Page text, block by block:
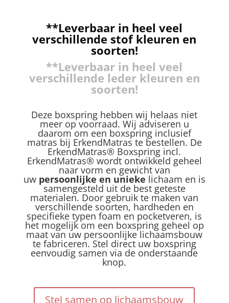
**Leverbaar in heel veel
verschillende stof kleuren en
soorten!
**Leverbaar in heel veel
verschillende leder kleuren en
soorten!
Deze boxspring hebben wij helaas niet
meer op voorraad. Wij adviseren u
daarom om een boxspring inclusief
matras bij ErkendMatras te bestellen. De
ErkendMatras® Boxspring incl.
ErkendMatras® wordt ontwikkeld geheel
naar vorm en gewicht van
uw persoonlijke en unieke lichaam en is
samengesteld uit de best geteste
materialen. Door gebruik te maken van
verschillende soorten, hardheden en
specifieke typen foam en pocketveren, is
het mogelijk om een boxspring geheel op
maat van uw persoonlijke lichaamsbouw
te fabriceren. Stel direct uw boxspring
eenvoudig samen via de onderstaande
knop.
Stel samen op lichaamsbouw